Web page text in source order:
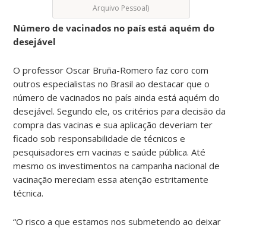
Arquivo Pessoal)
Número de vacinados no país está aquém do
desejável
O professor Oscar Bruña-Romero faz coro com
outros especialistas no Brasil ao destacar que o
número de vacinados no país ainda está aquém do
desejável. Segundo ele, os critérios para decisão da
compra das vacinas e sua aplicação deveriam ter
ficado sob responsabilidade de técnicos e
pesquisadores em vacinas e saúde pública. Até
mesmo os investimentos na campanha nacional de
vacinação mereciam essa atenção estritamente
técnica.
“O risco a que estamos nos submetendo ao deixar